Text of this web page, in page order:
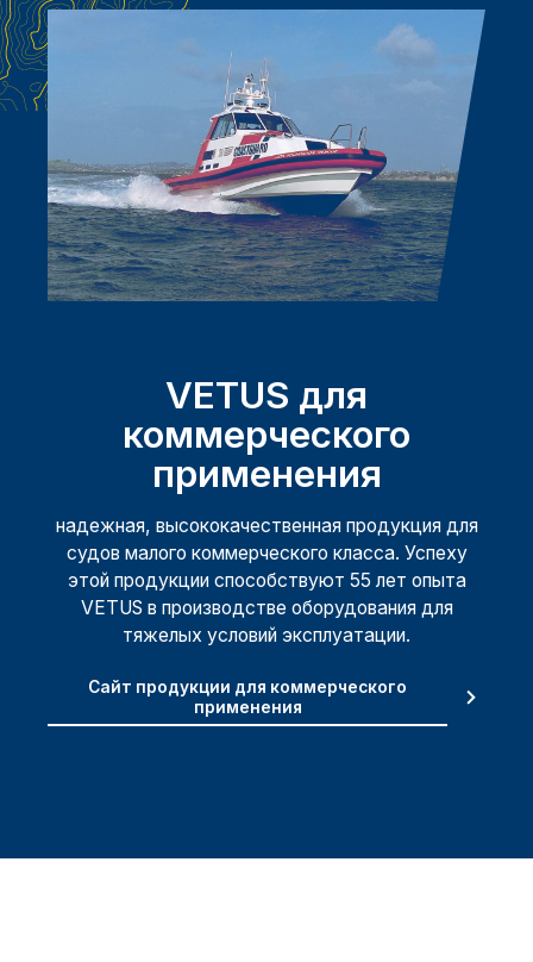
VETUS для
коммерческого
применения
надежная, высококачественная продукция для
судов малого коммерческого класса. Успеху
этой продукции способствуют 55 лет опыта
VETUS в производстве оборудования для
тяжелых условий эксплуатации.
Сайт продукции для коммерческого
применения